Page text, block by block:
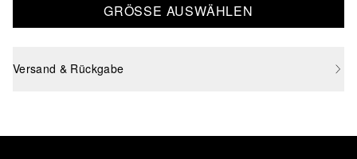
GRÖSSE AUSWÄHLEN
Versand & Rückgabe